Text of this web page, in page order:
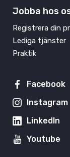
Jobba hos
Registrera din
Lediga tjänster
Praktik
Facebook
Instagram
LinkedIn
Youtube